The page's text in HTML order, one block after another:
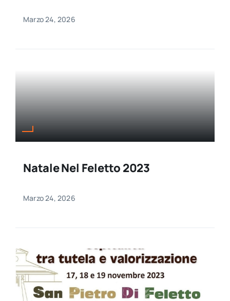
Marzo 24, 2026
Natale Nel Feletto 2023
Marzo 24, 2026